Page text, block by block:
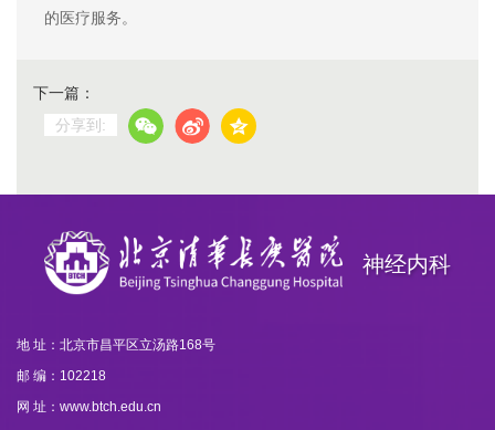
的医疗服务。
下一篇：
分享到:
神经内科
地 址：北京市昌平区立汤路168号
邮 编：102218
网 址：www.btch.edu.cn